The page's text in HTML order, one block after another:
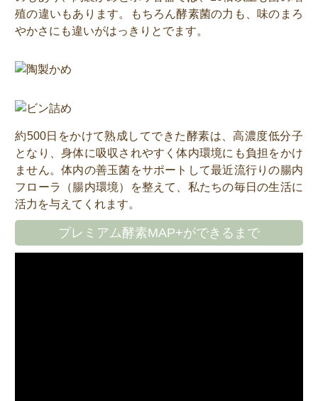
殖の違いもあります。もちろん酵素菌の力も、味のまろ
やかさにも違いがはっきりとでます。
約500日をかけて熟成してできた酵素は、高濃度低分子
となり、身体に吸収されやすく体内環境にも負担をかけ
ません。体内の善玉菌をサポートして最近流行りの腸内
フローラ（腸内環境）を整えて、私たちの毎日の生活に
活力を与えてくれます。
プレミアム酵素MAP+ができるまで